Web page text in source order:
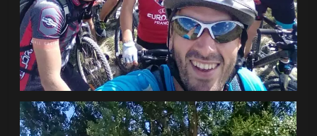
Lecteur
vidéo